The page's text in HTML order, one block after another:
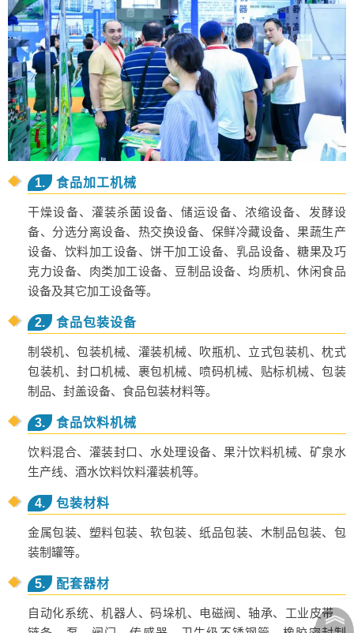
1. 食品加工机械
干燥设备、灌装杀菌设备、储运设备、浓缩设备、发酵设
备、分选分离设备、热交换设备、保鲜冷藏设备、果蔬生产
设备、饮料加工设备、饼干加工设备、乳品设备、糖果及巧
克力设备、肉类加工设备、豆制品设备、均质机、休闲食品
设备及其它加工设备等。
2. 食品包装设备
制袋机、包装机械、灌装机械、吹瓶机、立式包装机、枕式
包装机、封口机械、裹包机械、喷码机械、贴标机械、包装
制品、封盖设备、食品包装材料等。
3. 食品饮料机械
饮料混合、灌装封口、水处理设备、果汁饮料机械、矿泉水
生产线、酒水饮料饮料灌装机等。
4. 包装材料
金属包装、塑料包装、软包装、纸品包装、木制品包装、包
装制罐等。
5. 配套器材
自动化系统、机器人、码垛机、电磁阀、轴承、工业皮带、
︽